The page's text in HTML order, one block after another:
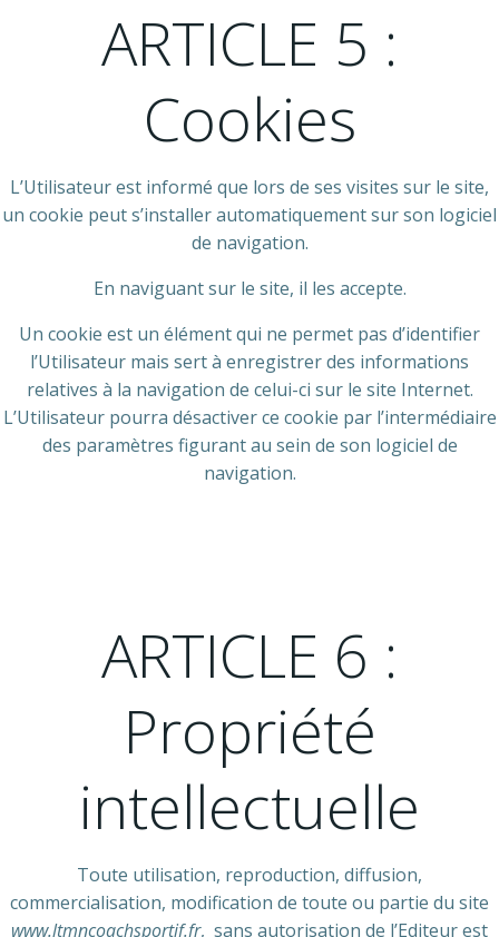
ARTICLE 5 :
Cookies
L’Utilisateur est informé que lors de ses visites sur le site,
un cookie peut s’installer automatiquement sur son logiciel
de navigation.
En naviguant sur le site, il les accepte.
Un cookie est un élément qui ne permet pas d’identifier
l’Utilisateur mais sert à enregistrer des informations
relatives à la navigation de celui-ci sur le site Internet.
L’Utilisateur pourra désactiver ce cookie par l’intermédiaire
des paramètres figurant au sein de son logiciel de
navigation.
ARTICLE 6 :
Propriété
intellectuelle
Toute utilisation, reproduction, diffusion,
commercialisation, modification de toute ou partie du site
www.ltmncoachsportif.fr, sans autorisation de l’Editeur est